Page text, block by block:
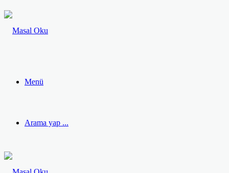
Menü
Arama yap ...